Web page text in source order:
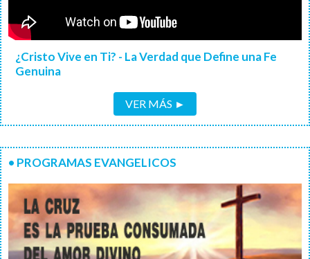
¿Cristo Vive en Ti? - La Verdad que Define una Fe
Genuina
VER MÁS ►
• PROGRAMAS EVANGELICOS